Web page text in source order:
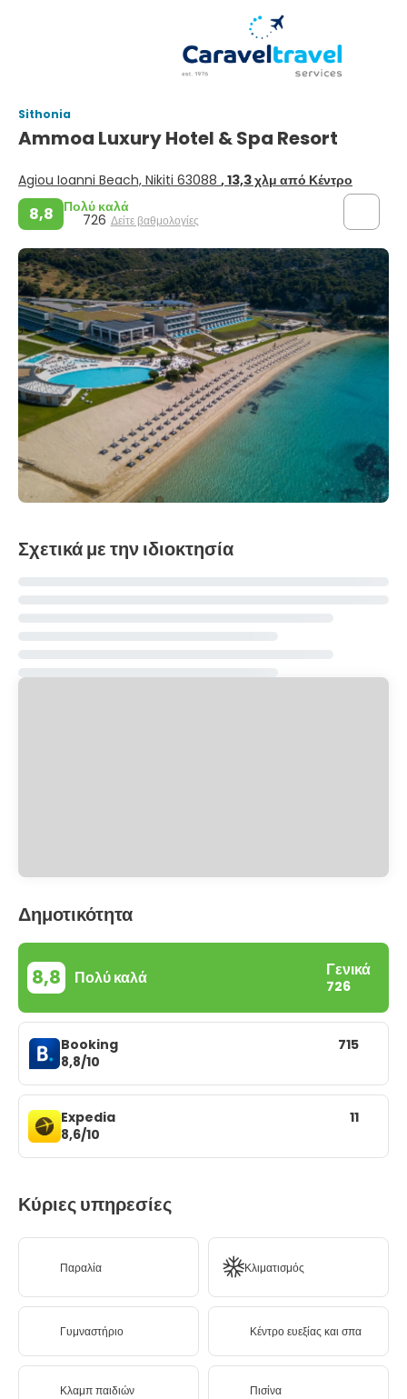
Sithonia
Ammoa Luxury Hotel & Spa Resort
Agiou Ioanni Beach, Nikiti 63088 , 13,3 χλμ από Κέντρο
8,8 Πολύ καλά
726 Δείτε βαθμολογίες
Σχετικά με την ιδιοκτησία
Δημοτικότητα
8,8 Πολύ καλά Γενικά
726
Booking
8,8/10
715
Expedia
8,6/10
11
Κύριες υπηρεσίες
Παραλία Κλιματισμός
Γυμναστήριο Κέντρο ευεξίας και σπα
Κλαμπ παιδιών Πισίνα